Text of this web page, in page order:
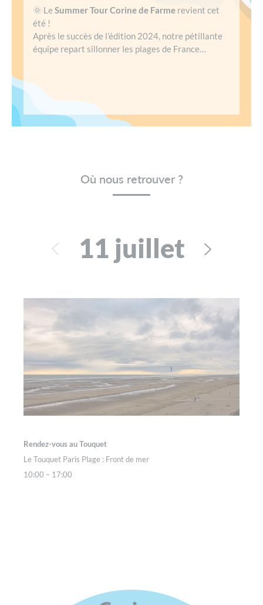
🌞 Le Summer Tour Corine de Farme revient cet
été !
Après le succès de l’édition 2024, notre pétillante
équipe repart sillonner les plages de France…
Où nous retrouver ?
11 juillet
Rendez-vous au Touquet
Le Touquet Paris Plage : Front de mer
10:00 – 17:00